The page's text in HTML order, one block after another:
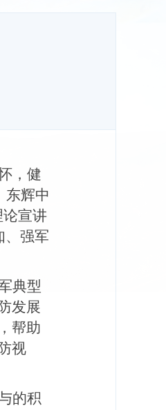
，健
东辉中
宣讲
、强军
典型
发展
帮助
视
的积